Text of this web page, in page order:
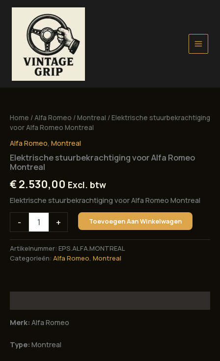
Home /Alfa Romeo /Montreal / Elektrische stuurbekrachtiging
voor Alfa Romeo Montreal
Alfa Romeo, Montreal
Elektrische stuurbekrachtiging voor Alfa Romeo
Montreal
€2.530,00 Excl. btw
Elektrische stuurbekrachtiging voor Alfa Romeo Montreal
-
stuurbekrachtiging
Alfa
Romeo
+ Toevoegen Aan Winkelwagen
Artikelnummer: EPS.ALFA.MONTREAL
Categorieën: Alfa Romeo, Montreal
Merk: Alfa Romeo
Type: Montreal